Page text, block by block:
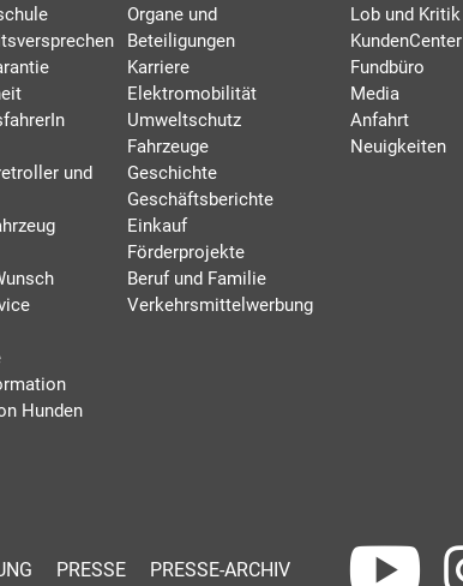
und
Hunden
Organe und
Beteiligungen
Karriere
Elektromobilität
Umweltschutz
Fahrzeuge
Geschichte
Geschäftsberichte
Einkauf
Förderprojekte
Beruf und Familie
Verkehrsmittelwerbung
Lob und Kritik
KundenCenter
Fundbüro
Media
Anfahrt
Neuigkeiten
PRESSE PRESSE-ARCHIV